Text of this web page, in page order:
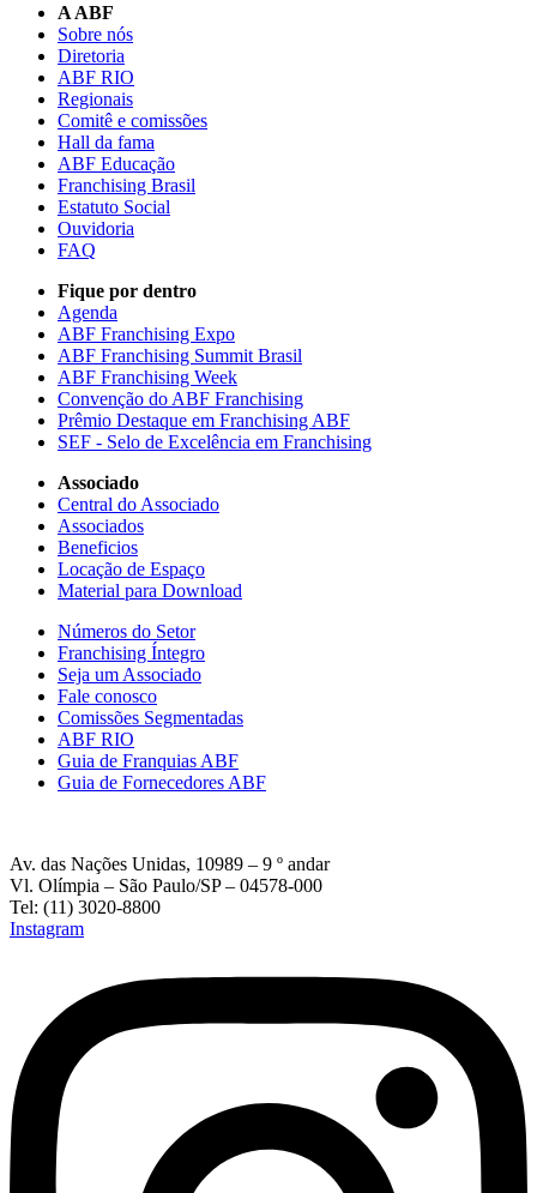
A ABF
Sobre nós
Diretoria
ABF RIO
Regionais
Comitê e comissões
Hall da fama
ABF Educação
Franchising Brasil
Estatuto Social
Ouvidoria
FAQ
Fique por dentro
Agenda
ABF Franchising Expo
ABF Franchising Summit Brasil
ABF Franchising Week
Convenção do ABF Franchising
Prêmio Destaque em Franchising ABF
SEF - Selo de Excelência em Franchising
Associado
Central do Associado
Associados
Beneficios
Locação de Espaço
Material para Download
Números do Setor
Franchising Íntegro
Seja um Associado
Fale conosco
Comissões Segmentadas
ABF RIO
Guia de Franquias ABF
Guia de Fornecedores ABF
Av. das Nações Unidas, 10989 – 9 º andar
Vl. Olímpia – São Paulo/SP – 04578-000
Tel: (11) 3020-8800
Instagram